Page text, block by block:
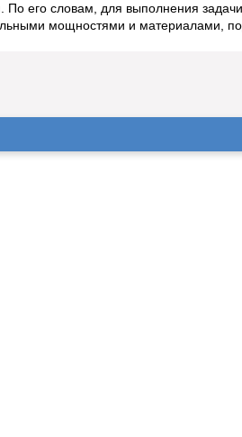
его словам, для выполнения
мощностями и материалами,